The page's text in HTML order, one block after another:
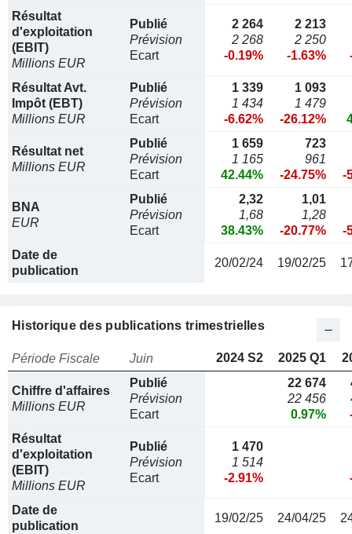
Résultat
d'exploitation
(EBIT)
Millions EUR
Publié
Prévision
Ecart
2 264
2 268
-0.19%
2 213
2 250
-1.63%
Résultat Avt.
Impôt (EBT)
Millions EUR
Publié
Prévision
Ecart
1 339
1 434
-6.62%
1 093
1 479
-26.12%
Résultat net
Millions EUR
Publié
Prévision
Ecart
1 659
1 165
42.44%
723
961
-24.75%
-
BNA
EUR
Publié
Prévision
Ecart
2,32
1,68
38.43%
1,01
1,28
-20.77%
-
Date de
publication
20/02/24 19/02/25
Historique des publications trimestrielles
Période Fiscale Juin 2024 S2 2025 Q1
Chiffre d'affaires
Millions EUR
Publié
Prévision
Ecart
22 674
22 456
0.97%
Résultat
d'exploitation
(EBIT)
Millions EUR
Publié
Prévision
Ecart
1 470
1 514
-2.91%
Date de
publication
19/02/25 24/04/25